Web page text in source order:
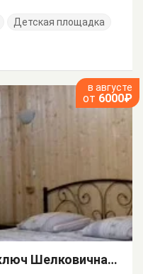
Детская площадка
в августе
от 6000₽
3х-комнатный дом под-ключ Шелковичная 16